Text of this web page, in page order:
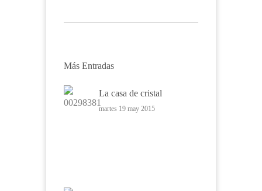
Más Entradas
La casa de cristal
martes 19 may 2015